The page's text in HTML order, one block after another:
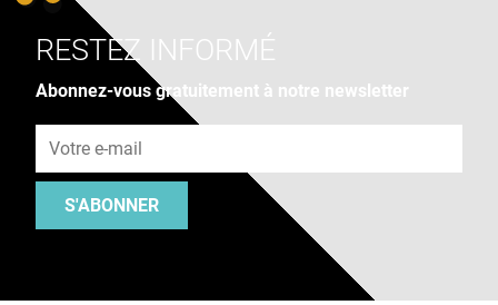
RESTEZ INFORMÉ
Abonnez-vous gratuitement à notre newsletter
S'ABONNER